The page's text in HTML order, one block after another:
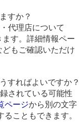
すか？
代理店について
す。詳細情報ペー
もご確認いただけ
すればよいですか？
されている可能性
ページから別の文字
ることもできます。